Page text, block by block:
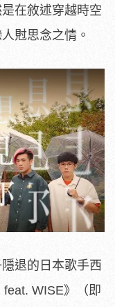
在敘述穿越時空
䙸思念之情。
退的日本歌手西
WISE》（即